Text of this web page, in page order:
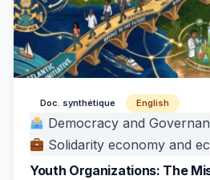
Doc. synthétique English
Democracy and
Solidarity economy and
Youth Organizations: The